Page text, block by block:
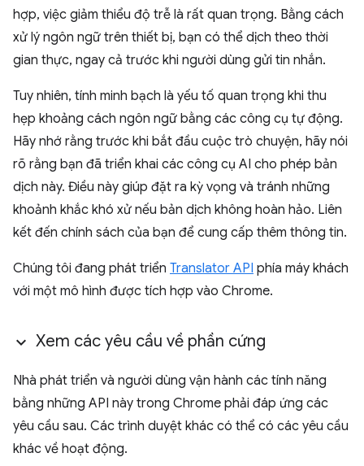
hợp, việc giảm thiểu độ trễ là rất quan trọng. Bằng cách
xử lý ngôn ngữ trên thiết bị, bạn có thể dịch theo thời
gian thực, ngay cả trước khi người dùng gửi tin nhắn.
Tuy nhiên, tính minh bạch là yếu tố quan trọng khi thu
hẹp khoảng cách ngôn ngữ bằng các công cụ tự động.
Hãy nhớ rằng trước khi bắt đầu cuộc trò chuyện, hãy nói
rõ rằng bạn đã triển khai các công cụ AI cho phép bản
dịch này. Điều này giúp đặt ra kỳ vọng và tránh những
khoảnh khắc khó xử nếu bản dịch không hoàn hảo. Liên
kết đến chính sách của bạn để cung cấp thêm thông tin.
Chúng tôi đang phát triển Translator API phía máy khách
với một mô hình được tích hợp vào Chrome.
Xem các yêu cầu về phần cứng
Nhà phát triển và người dùng vận hành các tính năng
bằng những API này trong Chrome phải đáp ứng các
yêu cầu sau. Các trình duyệt khác có thể có các yêu cầu
khác về hoạt động.